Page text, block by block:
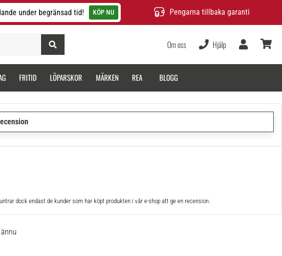
under begränsad tid! KÖP NU Pengarna tillbaka garanti
Om oss Hjälp
FRITID LÖPARSKOR MÄRKEN REA BLOGG
dock endast de kunder som har köpt produkten i vår e-shop att ge en recension.